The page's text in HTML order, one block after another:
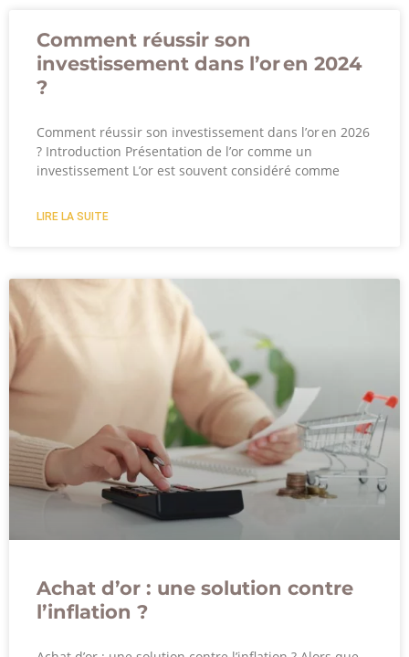
Comment réussir son
investissement dans l’or en 2024
?
Comment réussir son investissement dans l’or en 2026
? Introduction Présentation de l’or comme un
investissement L’or est souvent considéré comme
LIRE LA SUITE
Achat d’or : une solution contre
l’inflation ?